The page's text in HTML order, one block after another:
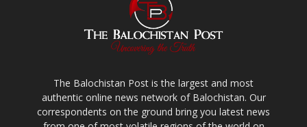
The Balochistan Post is the largest and most
authentic online news network of Balochistan. Our
correspondents on the ground bring you latest news